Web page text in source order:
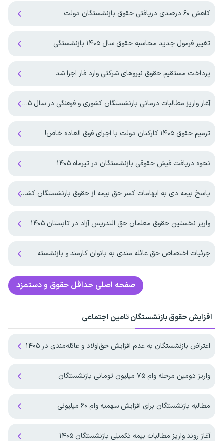
کاهش ۶۰ درصدی دریافتی حقوق بازنشستگان دولت
تغییر فرمول جدید محاسبه حقوق سال ۱۴۰۵ بازنشستگی
پرداخت مستقیم حقوق نیروهای شرکتی وارد فاز اجرا شد
آغاز واریز مطالبات درمانی بازنشستگان کشوری و فرهنگی در سال ۱۴۰۵
ترمیم حقوق ۱۴۰۵ کارکنان دولت با اجرای فوق العاده خاص!
نحوه دریافت فیش حقوقی بازنشستگان در تیرماه ۱۴۰۵
پاسخ بیمه دی به ابهامات کسر حق بیمه از حقوق بازنشستگان کشوری
واریز نخستین حقوق معلمان حق التدریس آزاد در تابستان ۱۴۰۵
جزئیات اختصاص حق عائله مندی به بانوان کارمند و بازنشسته
صفحه اصلی حداقل حقوق و دستمزد
افزایش حقوق بازنشستگان تامین اجتماعی
اعتراض بازنشستگان به عدم افزایش حق‌اولاد و عائله‌مندی در ۱۴۰۵
واریز دومین مرحله وام ۷۵ میلیون تومانی بازنشستگان
مطالبه بازنشستگان برای افزایش سهمیه‌ وام ۶۰ میلیونی
آغاز روند واریز مطالبات بیمه تکمیلی بازنشستگان ۱۴۰۵